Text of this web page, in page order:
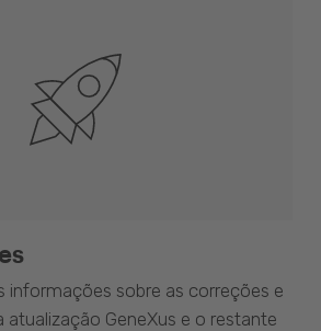
informações sobre as correções e
atualização GeneXus e o restante